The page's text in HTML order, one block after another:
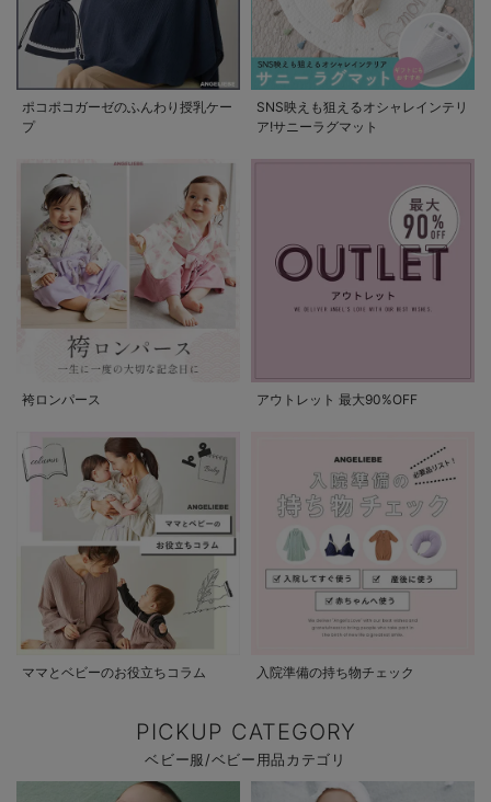
ポコポコガーゼのふんわり授乳ケー
プ
SNS映えも狙えるオシャレインテリ
ア!サニーラグマット
袴ロンパース アウトレット 最大90%OFF
ママとベビーのお役立ちコラム 入院準備の持ち物チェック
PICKUP CATEGORY
ベビー服/ベビー用品カテゴリ